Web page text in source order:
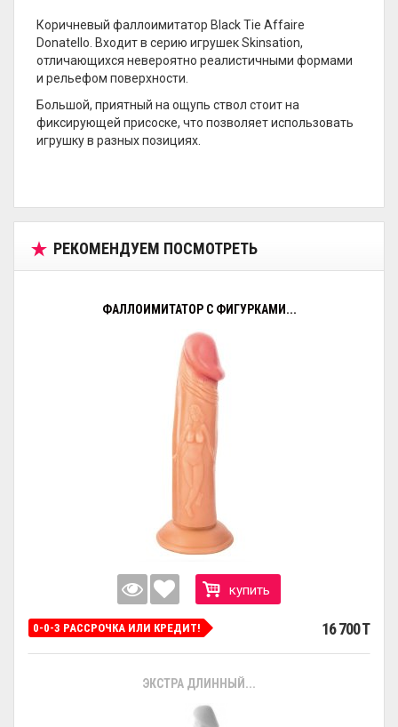
Коричневый фаллоимитатор Black Tie Affaire
Donatello. Входит в серию игрушек Skinsation,
отличающихся невероятно реалистичными формами
и рельефом поверхности.
Большой, приятный на ощупь ствол стоит на
фиксирующей присоске, что позволяет использовать
игрушку в разных позициях.
РЕКОМЕНДУЕМ ПОСМОТРЕТЬ
ФАЛЛОИМИТАТОР С ФИГУРКАМИ...
купить
0-0-3 РАССРОЧКА ИЛИ КРЕДИТ! 16 700 T
ЭКСТРА ДЛИННЫЙ...